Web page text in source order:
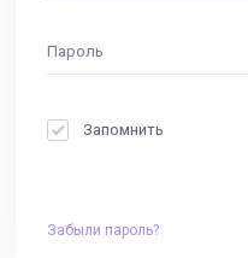
Запомнить
Забыли пароль?